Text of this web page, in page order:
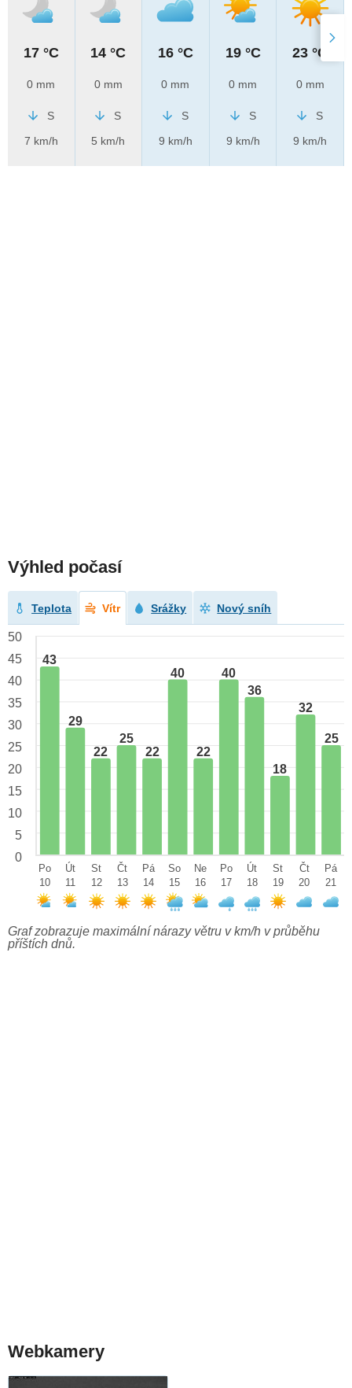
17 °C
0 mm
S
7 km/h
14 °C
0 mm
S
5 km/h
16 °C
0 mm
S
9 km/h
19 °C
0 mm
S
9 km/h
23 °C
0 mm
S
9 km/h
Výhled počasí
Teplota Vítr Srážky Nový sníh
43
29
22
25
22
40
22
40
36
18
32
25
50
45
40
35
30
25
20
15
10
5
0
Po
10
Út
11
St
12
Čt
13
Pá
14
So
15
Ne
16
Po
17
Út
18
St
19
Čt
20
Pá
21
Graf zobrazuje maximální nárazy větru v km/h v průběhu
příštích dnů.
Webkamery